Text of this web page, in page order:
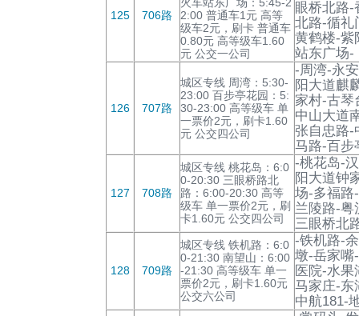
125 706路
2:00 普通车1元 高等
级车2元，刷卡 普通车
0.80元 高等级车1.60
元 公交一公司
眼桥北路
北路-循礼
黄鹤楼-紫
站东广场-
126 707路
城区专线 周湾：5:30-
23:00 百步亭花园：5:
30-23:00 高等级车 单
一票价2元，刷卡1.60
元 公交四公司
-周湾-永
阳大道麒
家村-古琴
中山大道
张自忠路-
马路-百步
127 708路
城区专线 桃花岛：6:0
0-20:30 三眼桥路北
路：6:00-20:30 高等
级车 单一票价2元，刷
卡1.60元 公交四公司
-桃花岛-
阳大道钟
场-多福路
兰陵路-粤
三眼桥北
128 709路
城区专线 铁机路：6:0
0-21:30 南望山：6:00
-21:30 高等级车 单一
票价2元，刷卡1.60元
公交六公司
-铁机路-
墩-岳家嘴
医院-水
马家庄-东
中航181-